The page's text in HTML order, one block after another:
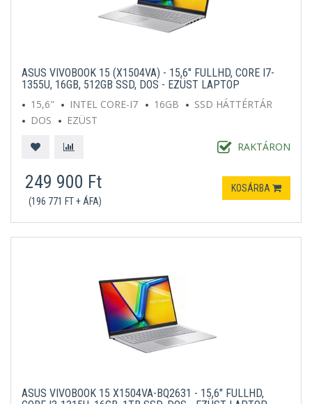
ASUS VIVOBOOK 15 (X1504VA) - 15,6" FULLHD, CORE I7-
1355U, 16GB, 512GB SSD, DOS - EZÜST LAPTOP
15,6"
INTEL CORE-I7 16GB
SSD HÁTTÉRTÁR
DOS
EZÜST
RAKTÁRON
249 900 Ft
(196 771 FT + ÁFA)
KOSÁRBA
ASUS VIVOBOOK 15 X1504VA-BQ2631 - 15,6" FULLHD,